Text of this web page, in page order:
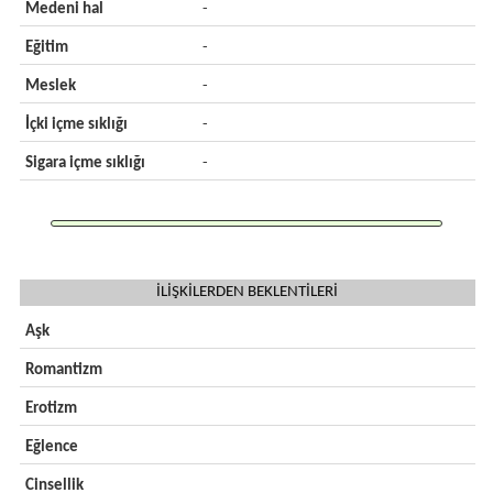
Medeni hal -
Eğitim -
Meslek -
İçki içme sıklığı -
Sigara içme sıklığı -
İLİŞKİLERDEN BEKLENTİLERİ
Aşk
Romantizm
Erotizm
Eğlence
Cinsellik